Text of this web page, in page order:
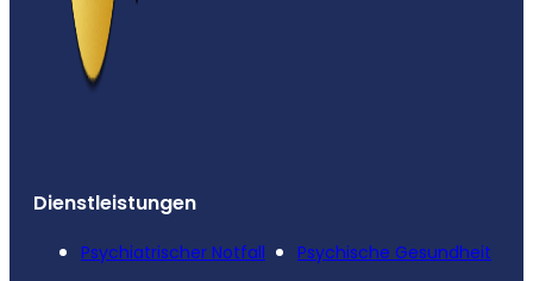
Dienstleistungen
Psychiatrischer Notfall
Psychische Gesundheit